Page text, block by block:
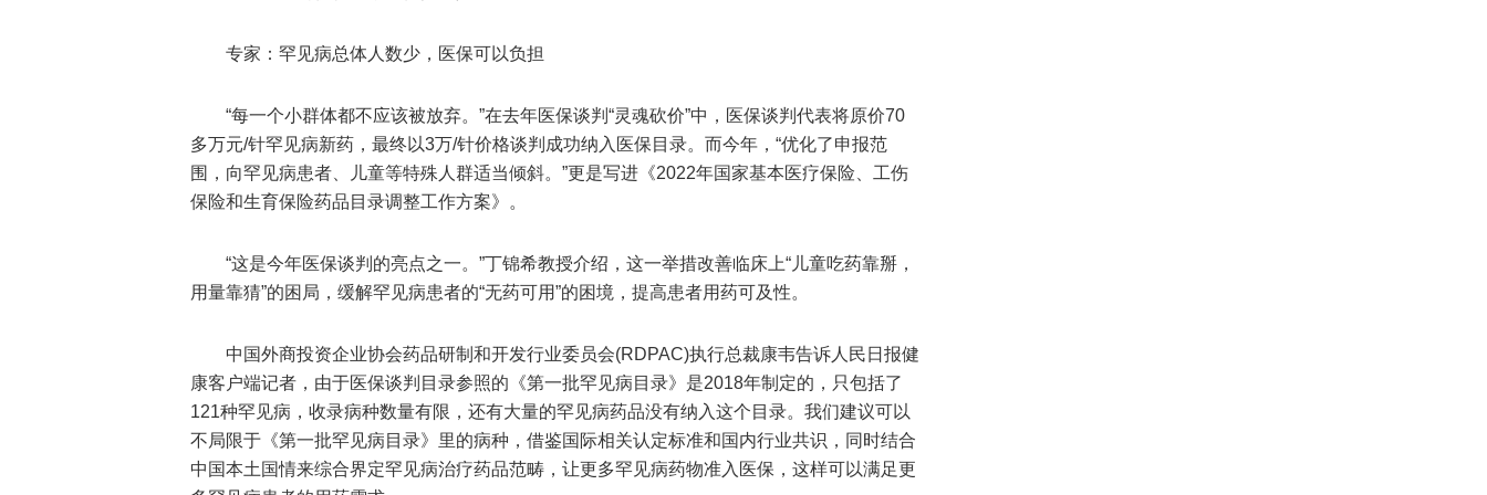
专家：罕见病总体人数少，医保可以负担
“每一个小群体都不应该被放弃。”在去年医保谈判“灵魂砍价”中，医保谈判代表将原价70
多万元/针罕见病新药，最终以3万/针价格谈判成功纳入医保目录。而今年，“优化了申报范
围，向罕见病患者、儿童等特殊人群适当倾斜。”更是写进《2022年国家基本医疗保险、工伤
保险和生育保险药品目录调整工作方案》。
“这是今年医保谈判的亮点之一。”丁锦希教授介绍，这一举措改善临床上“儿童吃药靠掰，
用量靠猜”的困局，缓解罕见病患者的“无药可用”的困境，提高患者用药可及性。
中国外商投资企业协会药品研制和开发行业委员会(RDPAC)执行总裁康韦告诉人民日报健
康客户端记者，由于医保谈判目录参照的《第一批罕见病目录》是2018年制定的，只包括了
121种罕见病，收录病种数量有限，还有大量的罕见病药品没有纳入这个目录。我们建议可以
不局限于《第一批罕见病目录》里的病种，借鉴国际相关认定标准和国内行业共识，同时结合
中国本土国情来综合界定罕见病治疗药品范畴，让更多罕见病药物准入医保，这样可以满足更